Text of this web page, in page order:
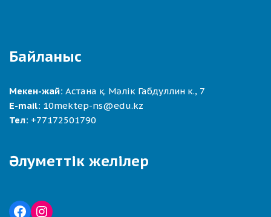
Байланыс
Мекен-жай: Астана қ. Мәлік Габдуллин к., 7
E-mail: 10mektep-ns@edu.kz
Тел: +77172501790
Әлуметтік желілер